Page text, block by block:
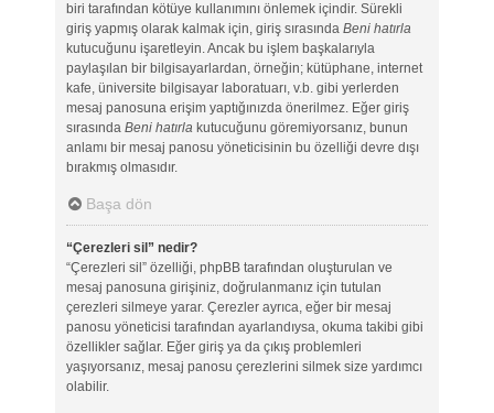
biri tarafından kötüye kullanımını önlemek içindir. Sürekli
giriş yapmış olarak kalmak için, giriş sırasında Beni hatırla
kutucuğunu işaretleyin. Ancak bu işlem başkalarıyla
paylaşılan bir bilgisayarlardan, örneğin; kütüphane, internet
kafe, üniversite bilgisayar laboratuarı, v.b. gibi yerlerden
mesaj panosuna erişim yaptığınızda önerilmez. Eğer giriş
sırasında Beni hatırlakutucuğunu göremiyorsanız, bunun
anlamı bir mesaj panosu yöneticisinin bu özelliği devre dışı
bırakmış olmasıdır.
Başa dön
“Çerezleri sil” nedir?
“Çerezleri sil” özelliği, phpBB tarafından oluşturulan ve
mesaj panosuna girişiniz, doğrulanmanız için tutulan
çerezleri silmeye yarar. Çerezler ayrıca, eğer bir mesaj
panosu yöneticisi tarafından ayarlandıysa, okuma takibi gibi
özellikler sağlar. Eğer giriş ya da çıkış problemleri
yaşıyorsanız, mesaj panosu çerezlerini silmek size yardımcı
olabilir.